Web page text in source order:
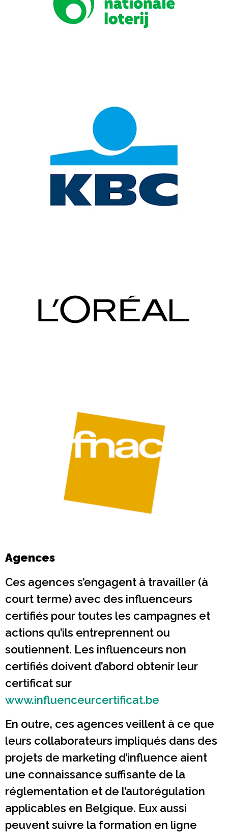
Agences
Ces agences s’engagent à travailler (à
court terme) avec des influenceurs
certifiés pour toutes les campagnes et
actions qu’ils entreprennent ou
soutiennent. Les influenceurs non
certifiés doivent d’abord obtenir leur
certificat sur
www.influenceurcertificat.be
En outre, ces agences veillent à ce que
leurs collaborateurs impliqués dans des
projets de marketing d’influence aient
une connaissance suffisante de la
réglementation et de l’autorégulation
applicables en Belgique. Eux aussi
peuvent suivre la formation en ligne